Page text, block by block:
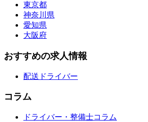
東京都
神奈川県
愛知県
大阪府
おすすめの求人情報
配送ドライバー
コラム
ドライバー・整備士コラム